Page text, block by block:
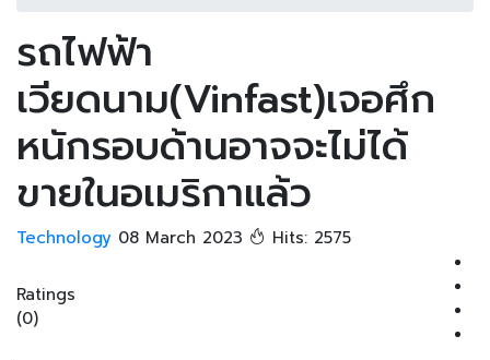
รถไฟฟ้า
เวียดนาม(Vinfast)เจอศึก
หนักรอบด้านอาจจะไม่ได้
ขายในอเมริกาแล้ว
Technology 08 March 2023 Hits: 2575
Ratings
(0)